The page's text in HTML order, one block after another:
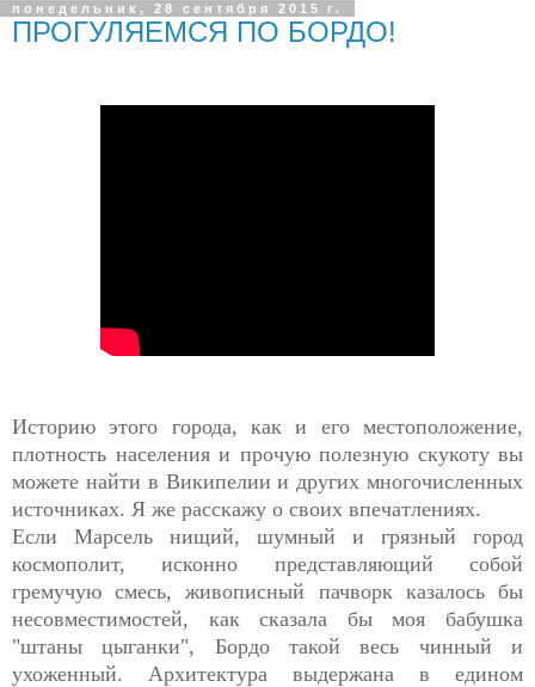
понедельник, 28 сентября 2015 г.
ПРОГУЛЯЕМСЯ ПО БОРДО!
Историю этого города, как и его местоположение,
плотность населения и прочую полезную скукоту вы
можете найти в Википелии и других многочисленных
источниках. Я же расскажу о своих впечатлениях.
Если Марсель нищий, шумный и грязный город
космополит, исконно представляющий собой
гремучую смесь, живописный пачворк казалось бы
несовместимостей, как сказала бы моя бабушка
"штаны цыганки", Бордо такой весь чинный и
ухоженный. Архитектура выдержана в едином